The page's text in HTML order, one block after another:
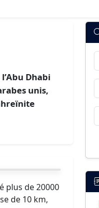
Dhabi
unis,
plus de 20000
de 10 km,